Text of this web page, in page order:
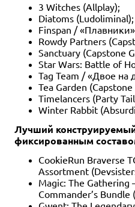
3 Witches (Allplay);
Diatoms (Ludoliminal);
Finspan /
Rowdy Partners
Sanctuary (Capstone
Star Wars: Battle of
Tag Team / «Двое на
Tea Garden (Capstone
Timelancers (Party
Winter Rabbit
Лучший
фиксированным
CookieRun Braverse
Assortment
Magic: The
Commander’s